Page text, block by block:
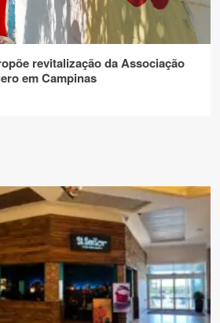
revitalização da Associação
em Campinas